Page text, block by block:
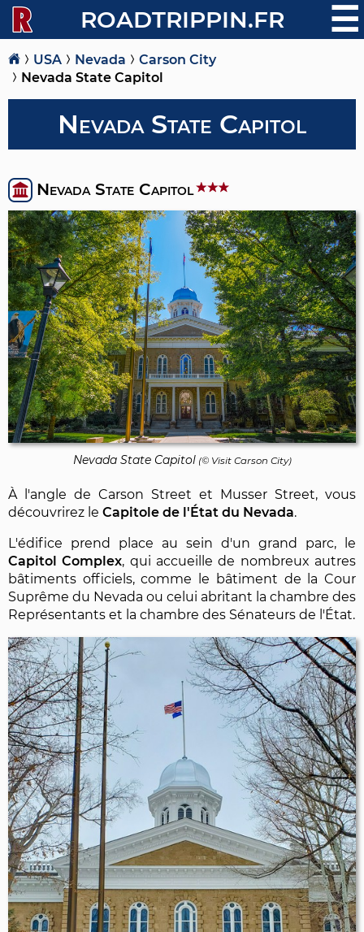
ROADTRIPPIN.FR ☰
USA Nevada
Carson City
Nevada State Capitol
Nevada State Capitol
Nevada State Capitol
Nevada State Capitol(© Visit Carson City)
À l'angle de Carson Street et Musser Street, vous
découvrirez le Capitole de l'État du Nevada.
L'édifice prend place au sein d'un grand parc, le
Capitol Complex, qui accueille de nombreux autres
bâtiments officiels, comme le bâtiment de la Cour
Suprême du Nevada ou celui abritant la chambre des
Représentants et la chambre des Sénateurs de l'État.